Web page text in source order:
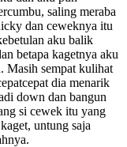
saling meraba
dan ceweknya itu
aku balik
betapa kagetnya aku
Masih sempat kulihat
dia menarik
down dan bangun
si cewek itu yang
untung saja